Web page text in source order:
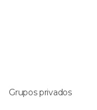
Grupos privados